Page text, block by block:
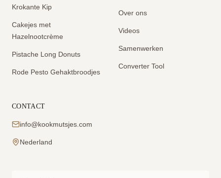
Krokante Kip
Cakejes met
Hazelnootcrème
Pistache Long Donuts
Rode Pesto Gehaktbroodjes
Over ons
Videos
Samenwerken
Converter Tool
CONTACT
info@kookmutsjes.com
Nederland